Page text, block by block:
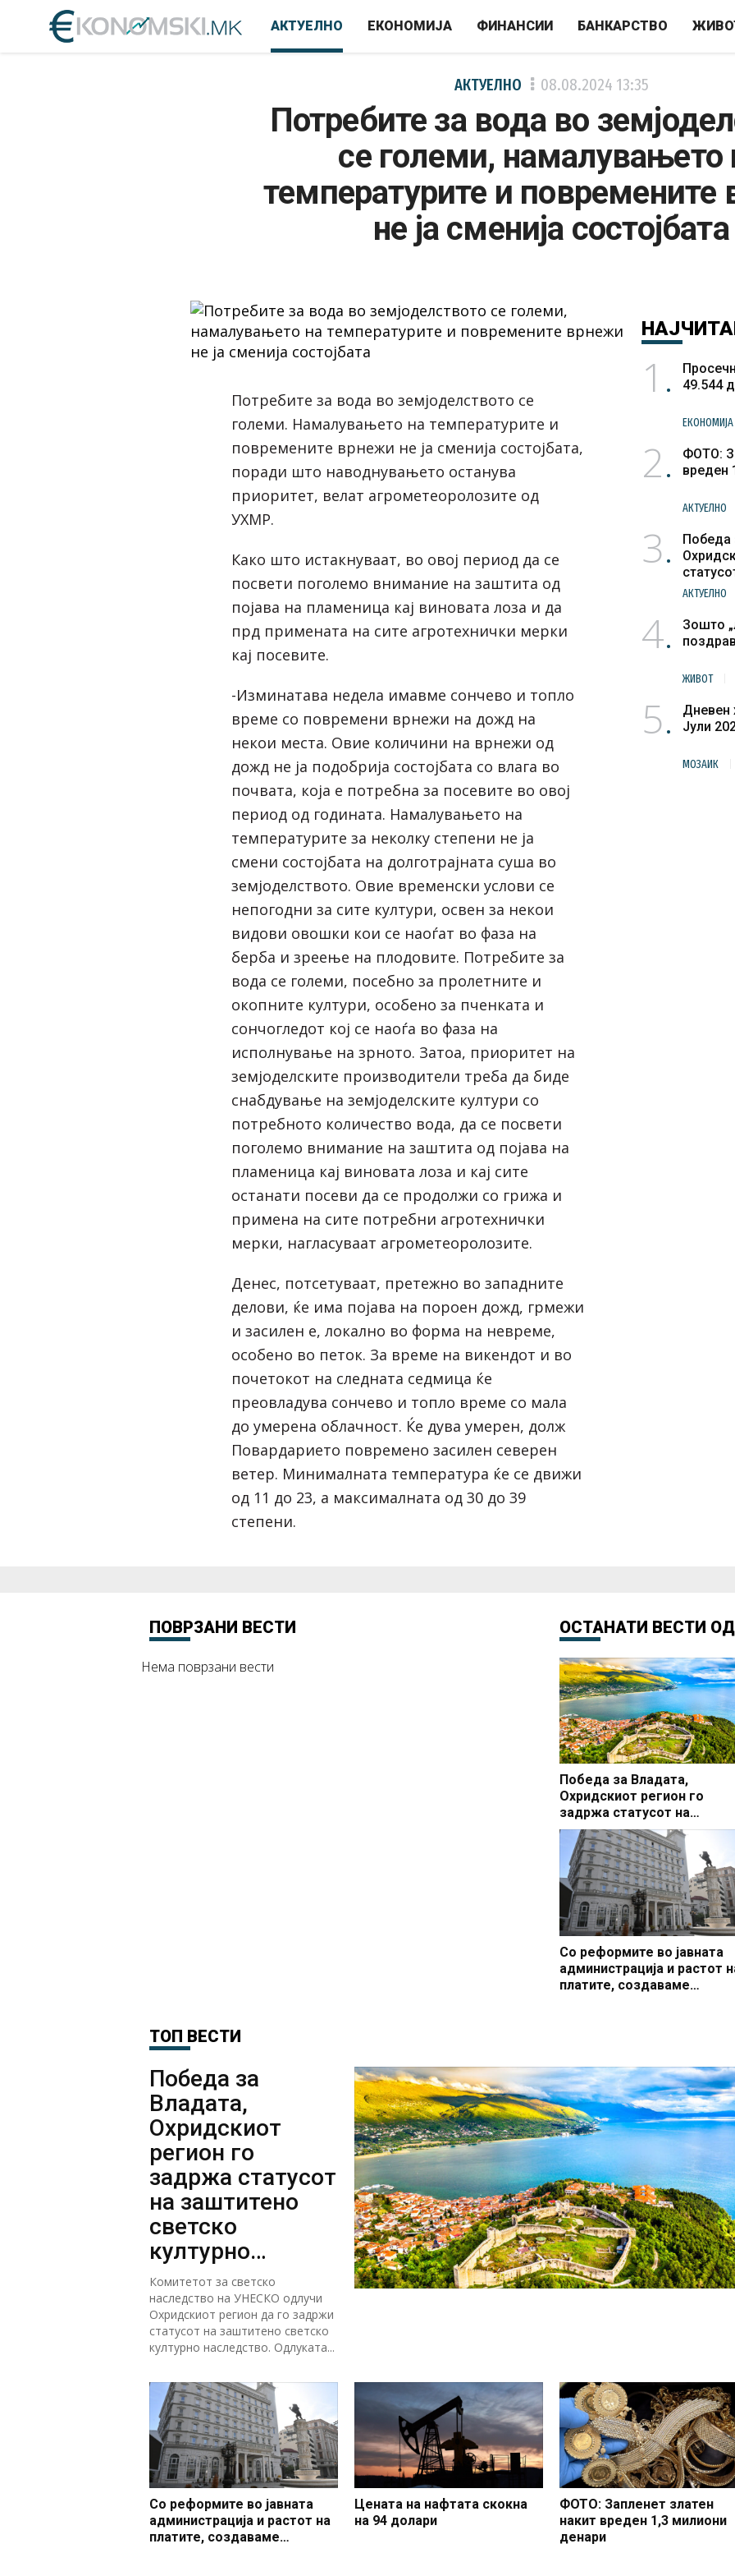
АКТУЕЛНО ЕКОНОМИЈА ФИНАНСИИ БАНКАРСТВО
АКТУЕЛНО 08.08.2024 13:35
Потребите за вода во
се големи, намалувањето
температурите и повремените
не ја сменија состојбата
Потребите за вода во земјоделството се
големи. Намалувањето на температурите и
повремените врнежи не ја сменија состојбата,
поради што наводнувањето останува
приоритет, велат агрометеоролозите од
УХМР.
Како што истакнуваат, во овој период да се
посвети поголемо внимание на заштита од
појава на пламеница кај виновата лоза и да
прд примената на сите агротехнички мерки
кај посевите.
-Изминатава недела имавме сончево и топло
време со повремени врнежи на дожд на
некои места. Овие количини на врнежи од
дожд не ја подобрија состојбата со влага во
почвата, која е потребна за посевите во овој
период од годината. Намалувањето на
температурите за неколку степени не ја
смени состојбата на долготрајната суша во
земјоделството. Овие временски услови се
непогодни за сите култури, освен за некои
видови овошки кои се наоѓат во фаза на
берба и зреење на плодовите. Потребите за
вода се големи, посебно за пролетните и
окопните култури, особено за пченката и
сончогледот кој се наоѓа во фаза на
исполнување на зрното. Затоа, приоритет на
земјоделските производители треба да биде
снабдување на земјоделските култури со
потребното количество вода, да се посвети
поголемо внимание на заштита од појава на
пламеница кај виновата лоза и кај сите
останати посеви да се продолжи со грижа и
примена на сите потребни агротехнички
мерки, нагласуваат агрометеоролозите.
Денес, потсетуваат, претежно во западните
делови, ќе има појава на пороен дожд, грмежи
и засилен е, локално во форма на невреме,
особено во петок. За време на викендот и во
почетокот на следната седмица ќе
преовладува сончево и топло време со мала
до умерена облачност. Ќе дува умерен, долж
Повардарието повремено засилен северен
ветер. Минималната температура ќе се движи
од 11 до 23, а максималната од 30 до 39
степени.
1
49.544
ЕКОНОМИЈА
2
ФОТО:
вреден
АКТУЕЛНО
3
Победа
АКТУЕЛНО
4
Зошто
ЖИВОТ
5
Дневен
Јули
МОЗАИК
ПОВРЗАНИ ВЕСТИ
Нема поврзани вести
ОСТАНАТИ ВЕСТИ ОД
Победа за Владата,
Охридскиот регион го
задржа статусот на
заштитено светско
наследство
Со реформите во јавната
администрација и растот
платите, создаваме
ТОП ВЕСТИ
Победа за
Владата,
Охридскиот
регион го
задржа статусот
на заштитено
светско
културно
наследство
Комитетот за светско
наследство на УНЕСКО одлучи
Охридскиот регион да го задржи
статусот на заштитено светско
културно наследство. Одлуката...
Со реформите во јавната
администрација и растот на
платите, создаваме
Цената на нафтата скокна
на 94 долари
ФОТО: Запленет златен
накит вреден 1,3 милиони
денари